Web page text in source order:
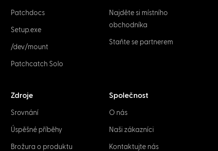
Patchdocs
Setup.exe
/dev/mount
Patchcatch Solo
Najděte si místního
obchodníka
Staňte se partnerem
Zdroje
Srovnání
Úspěšné příběhy
Brožura o produktu
Společnost
O nás
Naši zákazníci
Kontaktujte nás